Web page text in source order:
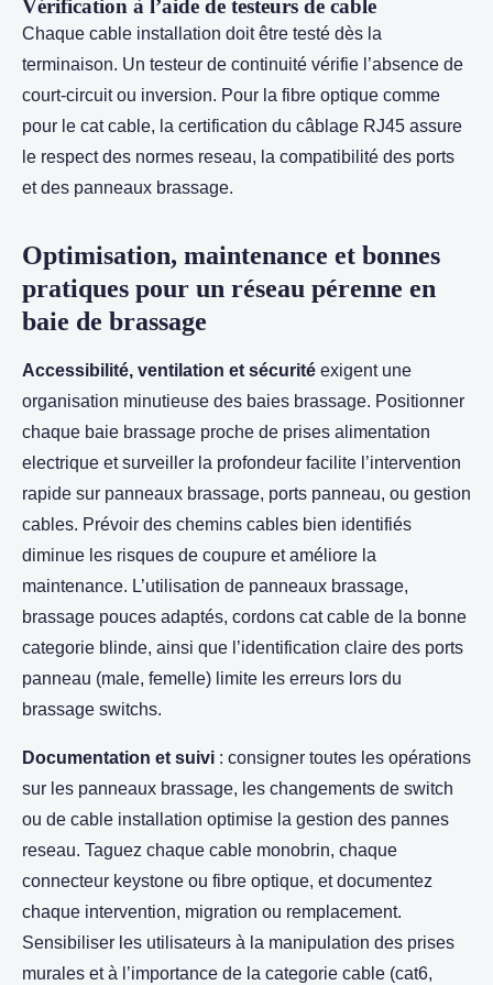
Vérification à l’aide de testeurs de cable
Chaque cable installation doit être testé dès la
terminaison. Un testeur de continuité vérifie l’absence de
court-circuit ou inversion. Pour la fibre optique comme
pour le cat cable, la certification du câblage RJ45 assure
le respect des normes reseau, la compatibilité des ports
et des panneaux brassage.
Optimisation, maintenance et bonnes
pratiques pour un réseau pérenne en
baie de brassage
Accessibilité, ventilation et sécurité exigent une
organisation minutieuse des baies brassage. Positionner
chaque baie brassage proche de prises alimentation
electrique et surveiller la profondeur facilite l’intervention
rapide sur panneaux brassage, ports panneau, ou gestion
cables. Prévoir des chemins cables bien identifiés
diminue les risques de coupure et améliore la
maintenance. L’utilisation de panneaux brassage,
brassage pouces adaptés, cordons cat cable de la bonne
categorie blinde, ainsi que l’identification claire des ports
panneau (male, femelle) limite les erreurs lors du
brassage switchs.
Documentation et suivi : consigner toutes les opérations
sur les panneaux brassage, les changements de switch
ou de cable installation optimise la gestion des pannes
reseau. Taguez chaque cable monobrin, chaque
connecteur keystone ou fibre optique, et documentez
chaque intervention, migration ou remplacement.
Sensibiliser les utilisateurs à la manipulation des prises
murales et à l’importance de la categorie cable (cat6,